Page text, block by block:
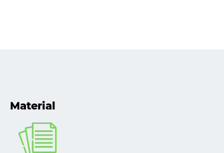
Material